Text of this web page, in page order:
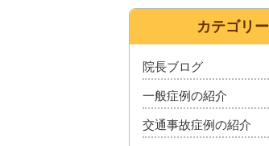
カテゴリー
院長ブログ
一般症例の紹介
交通事故症例の紹介